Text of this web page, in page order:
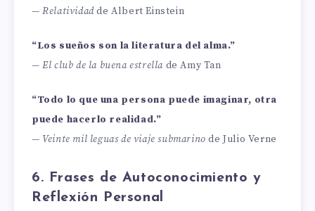
—Relatividadde Albert Einstein
“Los sueños son la literatura del alma.”
—El club de la buena estrella de Amy Tan
“Todo lo que una persona puede imaginar, otra
puede hacerlo realidad.”
— Veinte mil leguas de viaje submarino de Julio Verne
6. Frases de Autoconocimiento y
Reflexión Personal